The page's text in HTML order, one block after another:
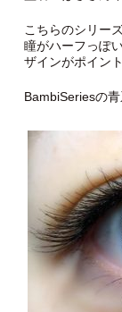
こちらのシリー
瞳がハーフっぽ
ザインがポイント
BambiSeriesの